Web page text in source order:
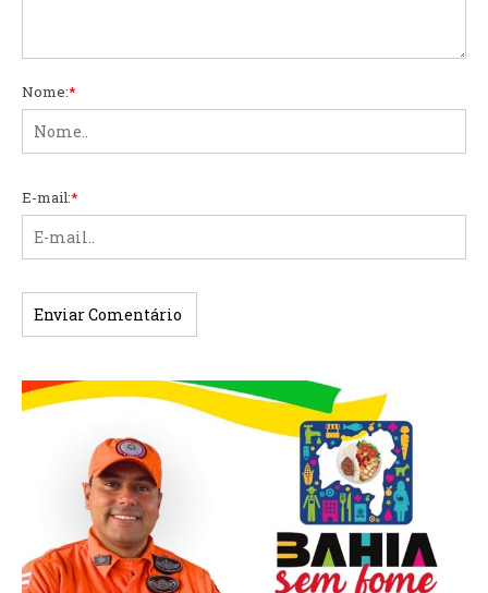
Nome:*
E-mail:*